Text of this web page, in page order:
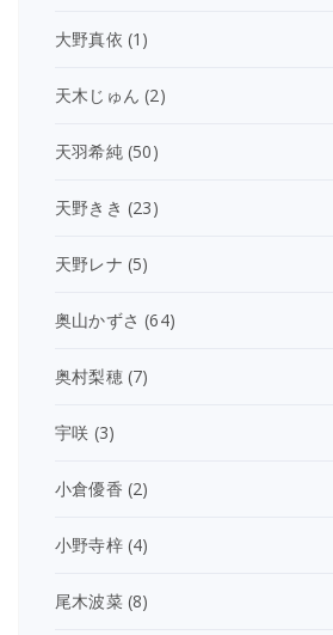
大野真依 (1)
天木じゅん (2)
天羽希純(50)
天野きき (23)
天野レナ (5)
奥山かずさ (64)
奥村梨穂(7)
宇咲 (3)
小倉優香 (2)
小野寺梓(4)
尾木波菜(8)